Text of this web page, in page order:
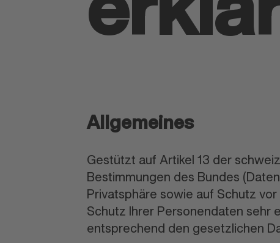
Allgemeines
Gestützt auf Artikel 13 der
Bestimmungen des Bundes
Privatsphäre sowie auf Schutz
Schutz Ihrer Personendaten sehr
entsprechend den gesetzlichen